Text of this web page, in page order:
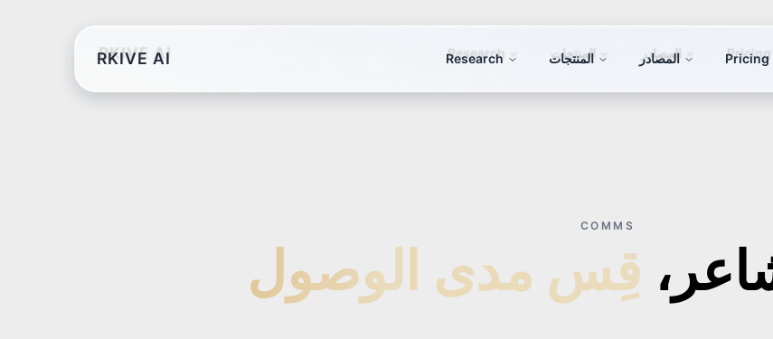
RKIVE AI Research المنتجات المصادر Pricing
COMMS